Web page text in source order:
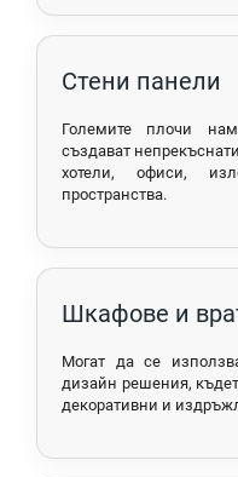
Стени панели
Големите плочи
създават
хотели, офиси,
пространства.
Шкафове и
Могат да се
дизайн решения,
декоративни и